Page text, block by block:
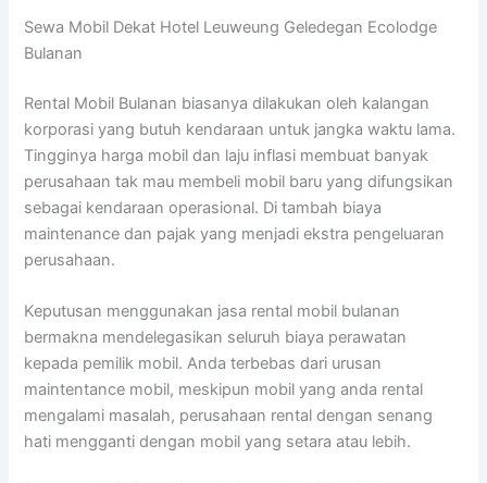
Sewa Mobil Dekat Hotel Leuweung Geledegan Ecolodge
Bulanan
Rental Mobil Bulanan biasanya dilakukan oleh kalangan
korporasi yang butuh kendaraan untuk jangka waktu lama.
Tingginya harga mobil dan laju inflasi membuat banyak
perusahaan tak mau membeli mobil baru yang difungsikan
sebagai kendaraan operasional. Di tambah biaya
maintenance dan pajak yang menjadi ekstra pengeluaran
perusahaan.
Keputusan menggunakan jasa rental mobil bulanan
bermakna mendelegasikan seluruh biaya perawatan
kepada pemilik mobil. Anda terbebas dari urusan
maintentance mobil, meskipun mobil yang anda rental
mengalami masalah, perusahaan rental dengan senang
hati mengganti dengan mobil yang setara atau lebih.